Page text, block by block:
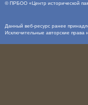
©ПРБОО «Центр исторической
Данный веб-ресурс ранее
Исключительные авторские